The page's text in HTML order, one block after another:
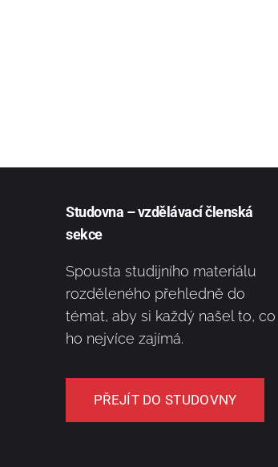
Studovna – vzdělávací členská
sekce
Spousta studijního materiálu
rozděleného přehledně do
témat, aby si každý našel to, co
ho nejvíce zajímá.
PŘEJÍT DO STUDOVNY